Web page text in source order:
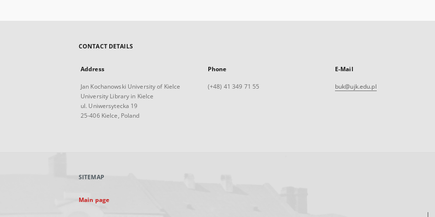
CONTACT DETAILS
Address
Jan Kochanowski University of Kielce
University Library in Kielce
ul. Uniwersytecka 19
25-406 Kielce, Poland
Phone
(+48) 41 349 71 55
E-Mail
buk@ujk.edu.pl
SITEMAP
Main page